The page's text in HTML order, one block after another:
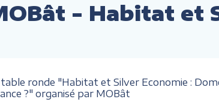
- Habitat et
ronde "Habitat et Silver Economie :
?" organisé par MOBât